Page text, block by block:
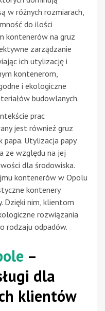
w różnych rozmiarach,
do ilości
kontenerów na gruz
zarządzanie
ich utylizację i
kontenerom,
i ekologiczne
budowlanych.
prac
jest również gruz
papa. Utylizacja papy
ze względu na jej
dla środowiska.
kontenerów w Opolu
kontenery
Dzięki nim, klientom
rozwiązania
rodzaju odpadów.
–
dla
klientów